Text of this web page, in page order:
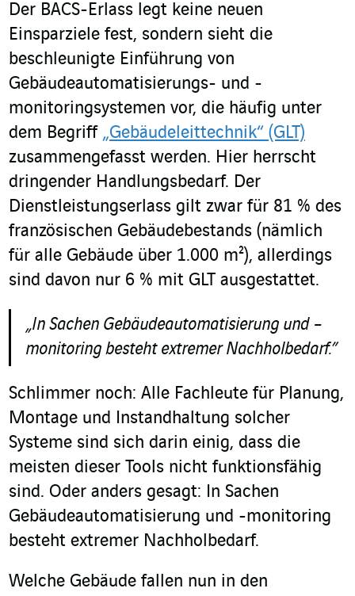
Der BACS-Erlass legt keine neuen
Einsparziele fest, sondern sieht die
beschleunigte Einführung von
Gebäudeautomatisierungs- und -
monitoringsystemen vor, die häufig unter
dem Begriff „Gebäudeleittechnik“ (GLT)
zusammengefasst werden. Hier herrscht
dringender Handlungsbedarf. Der
Dienstleistungserlass gilt zwar für 81 % des
französischen Gebäudebestands (nämlich
für alle Gebäude über 1.000 m²), allerdings
sind davon nur 6 % mit GLT ausgestattet.
„In Sachen Gebäudeautomatisierung und –
monitoring besteht extremer Nachholbedarf.”
Schlimmer noch: Alle Fachleute für Planung,
Montage und Instandhaltung solcher
Systeme sind sich darin einig, dass die
meisten dieser Tools nicht funktionsfähig
sind. Oder anders gesagt: In Sachen
Gebäudeautomatisierung und -monitoring
besteht extremer Nachholbedarf.
Welche Gebäude fallen nun in den